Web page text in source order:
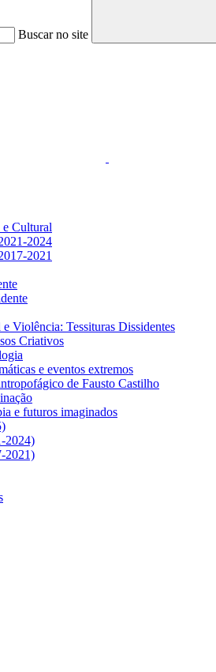
Buscar no site
Cultural
2024
2021
e Violência: Tessituras Dissidentes
Criativos
e eventos extremos
de Fausto Castilho
e futuros imaginados
2024)
2021)